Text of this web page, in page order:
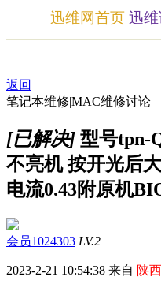
迅维网首页 迅
返回
笔记本维修|MAC维修讨论
[已解决] 型号tpn-
不亮机 按开光后
电流0.43附原机
会员1024303 LV.2
2023-2-21 10:54:38 来自 陕